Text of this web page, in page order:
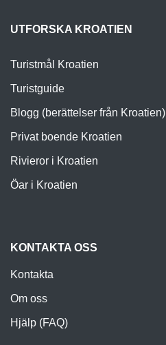
UTFORSKA KROATIEN
Turistmål Kroatien
Turistguide
Blogg (berättelser från Kroatien)
Privat boende Kroatien
Rivieror i Kroatien
Öar i Kroatien
KONTAKTA OSS
Kontakta
Om oss
Hjälp (FAQ)